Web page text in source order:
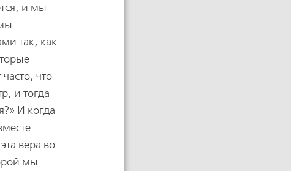
и мы
так, как
что
и тогда
И когда
вера во
мы